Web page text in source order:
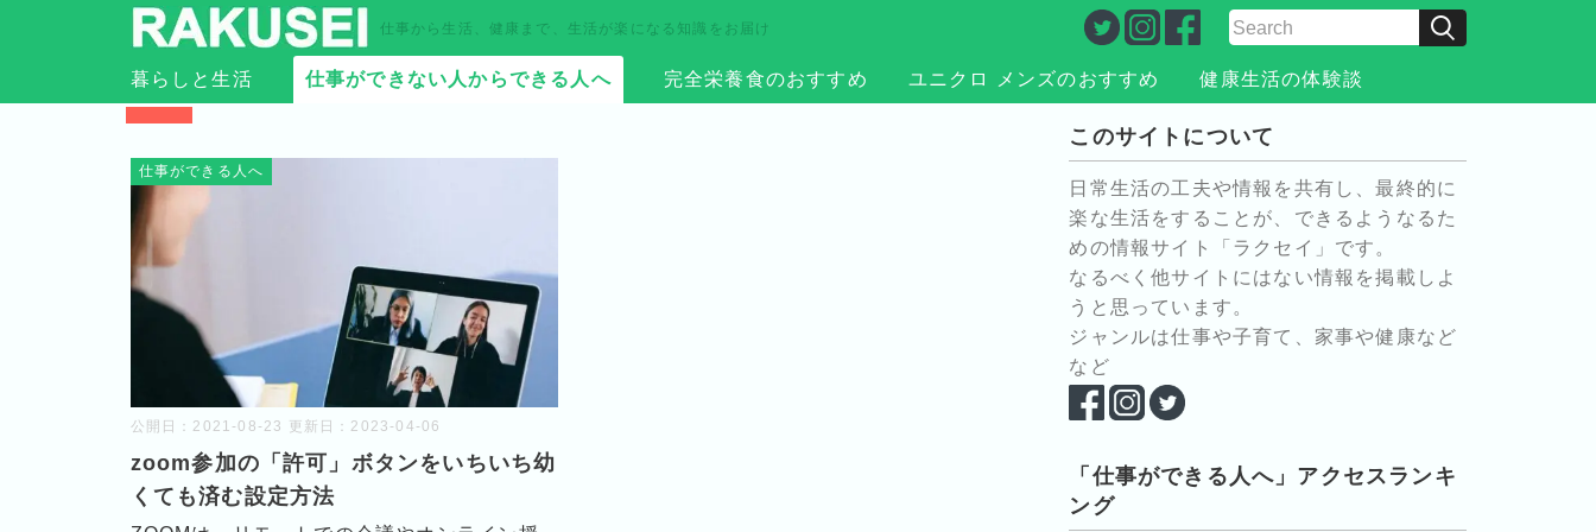
仕事から生活、健康まで、生活が楽になる知識をお届け
暮らしと生活 仕事ができない人からできる人へ 完全栄養食のおすすめ ユニクロ メンズのおすすめ 健康生活の体験談
TOP › 2021年 › 8月
仕事ができる人へ
公開日： 2021-08-23 更新日： 2023-04-06
zoom参加の「許可」ボタンをいちいち幼
くても済む設定方法
このサイトについて
日常生活の工夫や情報を共有し、最終的に
楽な生活をすることが、できるようなるた
めの情報サイト「ラクセイ」です。
なるべく他サイトにはない情報を掲載しよ
うと思っています。
ジャンルは仕事や子育て、家事や健康など
など
「仕事ができる人へ」アクセスランキ
ング